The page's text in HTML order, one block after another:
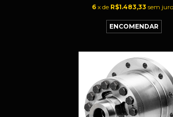
6 x de R$1.483,33 sem